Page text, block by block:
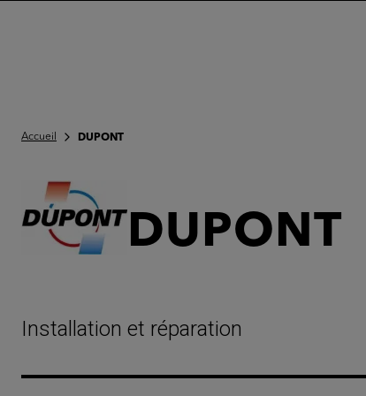
Accueil DUPONT
DUPONT
Installation et réparation